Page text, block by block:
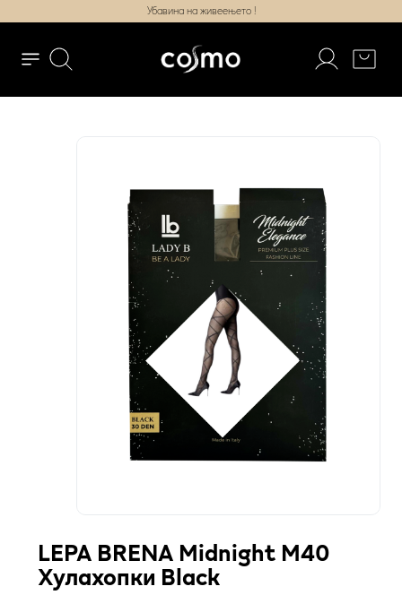
Убавина на живеењето !
LEPA BRENA Midnight M40
Хулахопки Black